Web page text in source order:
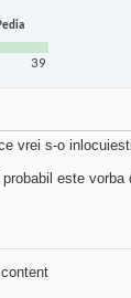
39
vrei s-o
este